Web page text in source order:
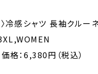
冷感シャツ 長袖クルー
格：6,380円（税込）